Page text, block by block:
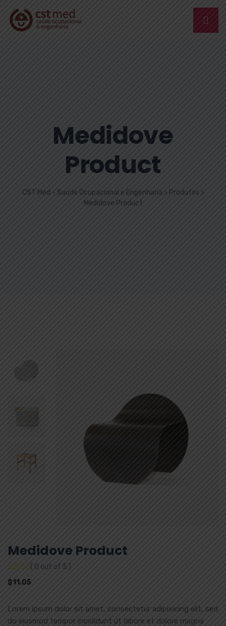
Medidove
Product
CST Med - Saúde Ocupacional e Engenharia > Produtos >
Medidove Product
Medidove Product
( 0 out of 5 )
$11.05
Lorem ipsum dolor sit amet, consectetur adipisicing elit, sed
do eiusmod tempor incididunt ut labore et dolore magna